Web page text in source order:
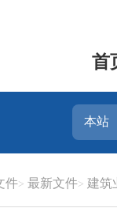
首
件 最新文件 建筑